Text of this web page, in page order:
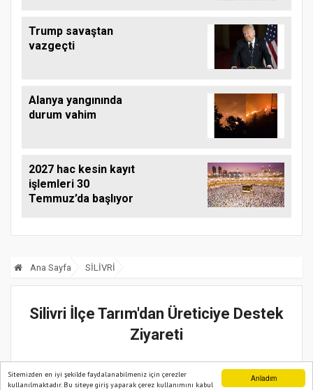
Anladım
Sitemizden en iyi şekilde faydalanabilmeniz için çerezler
kullanılmaktadır. Bu siteye giriş yaparak çerez kullanımını kabul
Trump savaştan
vazgeçti
Alanya yangınında
durum vahim
2027 hac kesin kayıt
işlemleri 30
Temmuz’da başlıyor
Ana Sayfa SİLİVRİ
Silivri İlçe Tarım'dan Üreticiye Destek
Ziyareti
03 Temmuz, 2026, Cuma 12:58